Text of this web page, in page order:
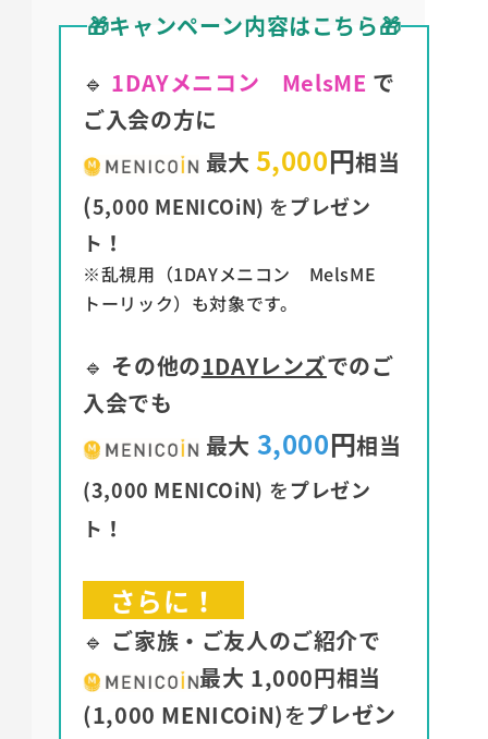
🎁キャンペーン内容はこちら🎁
🔹 1DAYメニコン MelsME で
ご入会の方に
最大 5,000円相当
(5,000 MENICOiN) をプレゼン
ト！
※乱視用（1DAYメニコン MelsME
トーリック）も対象です。
🔹 その他の1DAYレンズでのご
入会でも
最大 3,000円相当
(3,000 MENICOiN) をプレゼン
ト！
さらに！
🔹 ご家族・ご友人のご紹介で
最大 1,000円相当
(1,000 MENICOiN)をプレゼン